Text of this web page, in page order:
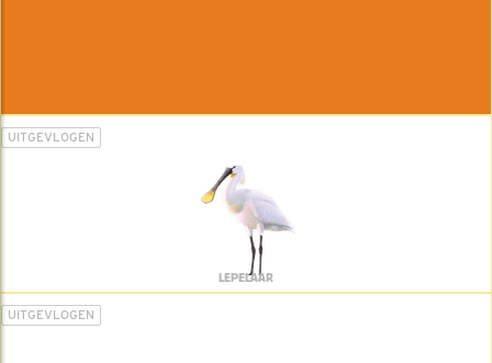
UITGEVLOGEN
LEPELAAR
UITGEVLOGEN